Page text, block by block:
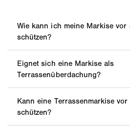
Terrea Terrassen-Markisen von
integrierte Windwächter-
Markise selbsttätig einfahren
Terrassenbeschattung so vor
schützen.
Um Ihre Terrasse vor
hochwertige
entsprechender Neigung und